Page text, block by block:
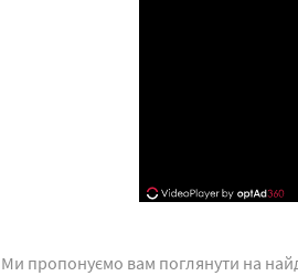
Ми пропонуємо вам поглянути на